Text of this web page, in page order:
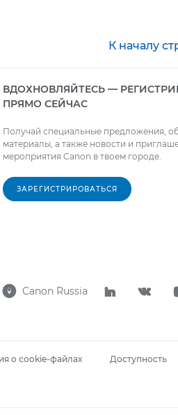
К началу
ВДОХНОВЛЯЙТЕСЬ —
ПРЯМО СЕЙЧАС
Получай специальные предложения,
материалы, а также новости и
мероприятия Canon в твоем городе.
ЗАРЕГИСТРИРОВАТЬСЯ
 Canon Russia  
о cookie-файлах Доступность